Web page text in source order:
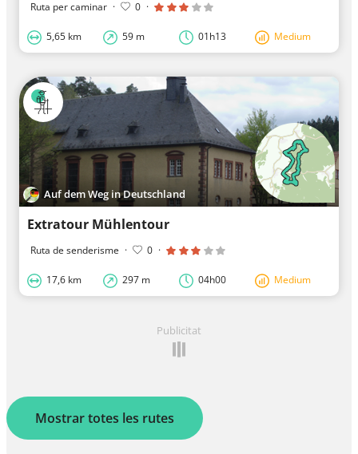
Ruta per caminar · 0 ·
5,65 km 59 m 01h13 Medium
Auf dem Weg in Deutschland
Extratour Mühlentour
Ruta de senderisme · 0 ·
17,6 km 297 m 04h00 Medium
Publicitat
Mostrar totes les rutes